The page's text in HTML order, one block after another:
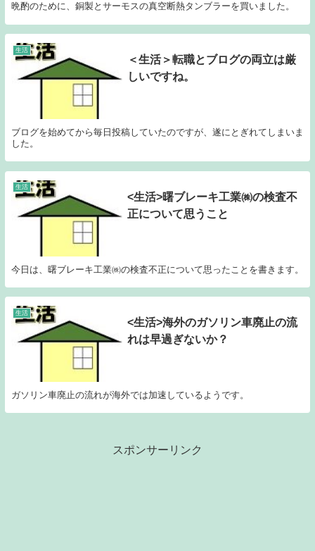
晩酌のために、銅製とサーモスの真空断熱タンブラーを買いました。
生活
＜生活＞転職とブログの両立は厳
しいですね。
ブログを始めてから毎日投稿していたのですが、遂にとぎれてしまいま
した。
生活
<生活>曙ブレーキ工業㈱の検査不
正について思うこと
今日は、曙ブレーキ工業㈱の検査不正について思ったことを書きます。
生活
<生活>海外のガソリン車廃止の流
れは早過ぎないか？
ガソリン車廃止の流れが海外では加速しているようです。
スポンサーリンク